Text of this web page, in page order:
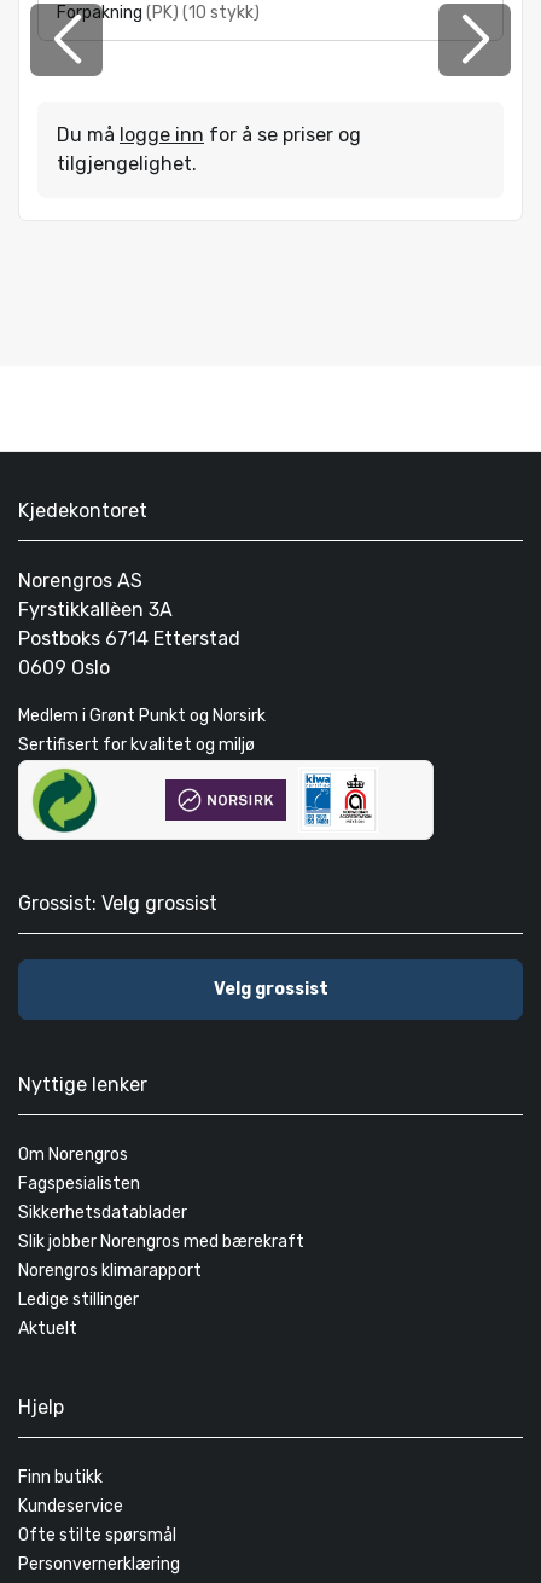
Forpakning (PK) (10 stykk)
Du må logge inn for å se priser og
tilgjengelighet.
Kjedekontoret
Norengros AS
Fyrstikkallèen 3A
Postboks 6714 Etterstad
0609 Oslo
Medlem i Grønt Punkt og Norsirk
Sertifisert for kvalitet og miljø
Grossist: Velg grossist
Velg grossist
Nyttige lenker
Om Norengros
Fagspesialisten
Sikkerhetsdatablader
Slik jobber Norengros med bærekraft
Norengros klimarapport
Ledige stillinger
Aktuelt
Hjelp
Finn butikk
Kundeservice
Ofte stilte spørsmål
Personvernerklæring